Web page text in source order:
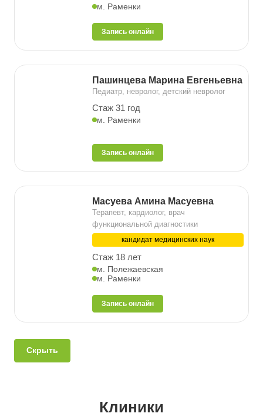
м. Раменки
Запись онлайн
Пашинцева Марина Евгеньевна
Педиатр, невролог, детский невролог
Стаж 31 год
м. Раменки
Запись онлайн
Масуева Амина Масуевна
Терапевт, кардиолог, врач
функциональной диагностики
кандидат медицинских наук
Стаж 18 лет
м. Полежаевская
м. Раменки
Запись онлайн
Скрыть
Клиники